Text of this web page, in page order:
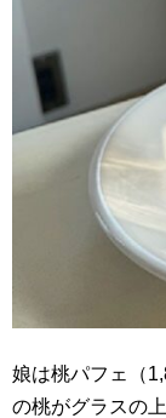
娘は桃パフェ（
の桃がグラスの